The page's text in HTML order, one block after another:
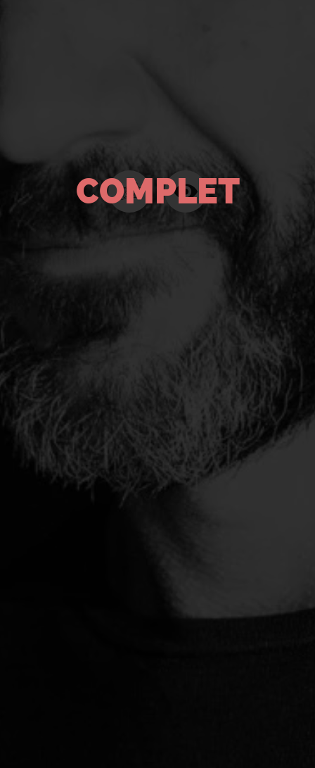
COMPLET